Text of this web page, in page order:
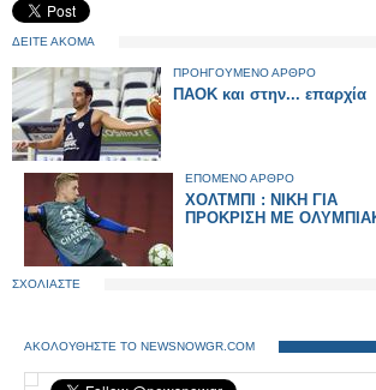
ΔΕΙΤΕ ΑΚΟΜΑ
ΠΡΟΗΓΟΥΜΕΝΟ ΑΡΘΡΟ
ΠΑΟΚ και στην... επαρχία
ΕΠΟΜΕΝΟ ΑΡΘΡΟ
ΧΟΛΤΜΠΙ : ΝΙΚΗ ΓΙΑ
ΠΡΟΚΡΙΣΗ ΜΕ
ΣΧΟΛΙΑΣΤΕ
ΑΚΟΛΟΥΘΗΣΤΕ ΤΟ NEWSNOWGR.COM